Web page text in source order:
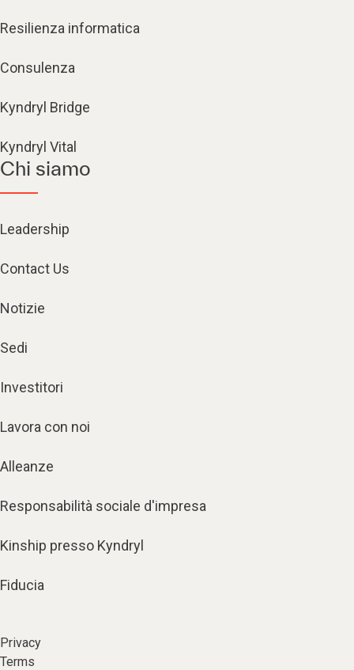
Resilienza informatica
Consulenza
Kyndryl Bridge
Kyndryl Vital
Chi siamo
Leadership
Contact Us
Notizie
Sedi
Investitori
Lavora con noi
Alleanze
Responsabilità sociale d'impresa
Kinship presso Kyndryl
Fiducia
Privacy
Terms